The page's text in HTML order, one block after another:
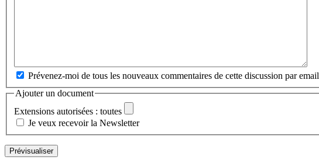
Prévenez-moi de tous les nouveaux commentaires de cette discussion par email
Ajouter un document
Extensions autorisées : toutes
Je veux recevoir la Newsletter